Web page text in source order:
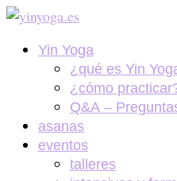
Yin Yoga
¿qué es Yin
¿cómo
Q&A –
asanas
eventos
talleres